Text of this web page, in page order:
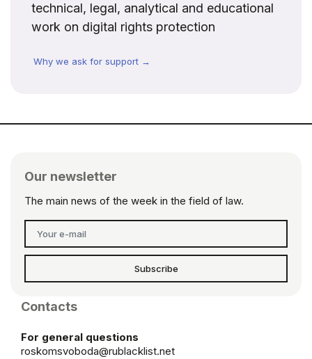
technical, legal, analytical and educational
work on digital rights protection
Why we ask for support →
Our newsletter
The main news of the week in the field of law.
Subscribe
Contacts
For general questions
roskomsvoboda@rublacklist.net